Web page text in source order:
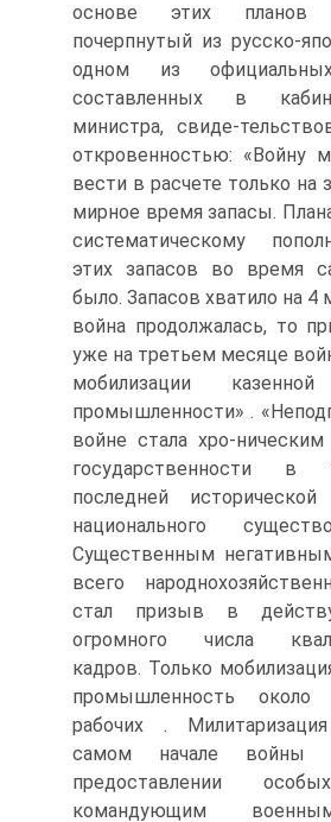
основе этих
почерпнутый из русско-
одном из
составленных в
министра, свиде-
откровенностью: «Войну
вести в расчете только на
мирное время запасы.
систематическому
этих запасов во время
было. Запасов хватило на 4
война продолжалась, то
уже на третьем месяце
мобилизации
промышленности» .
войне стала хро-
государственности в
последней
национального
Существенным
всего
стал призыв в
огромного числа
кадров. Только
промышленность
рабочих .
самом начале войны
предоставлении
командующим